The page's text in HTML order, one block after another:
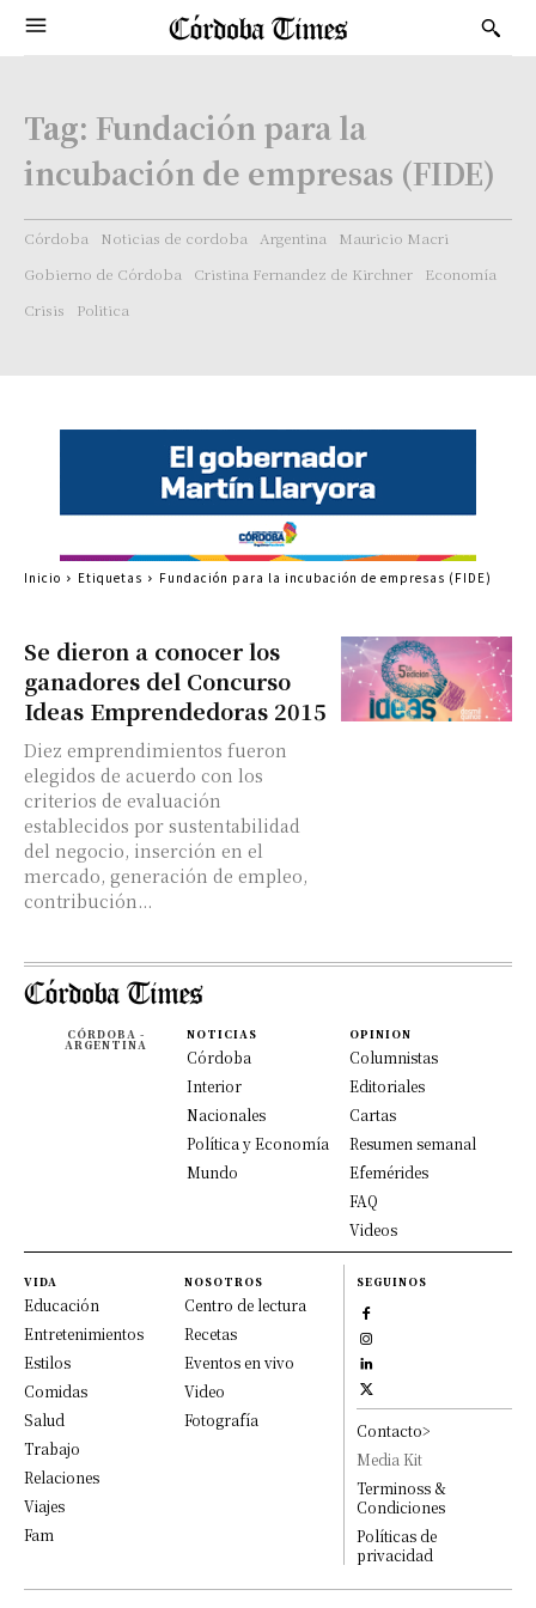
Tag: Fundación para la
incubación de empresas (FIDE)
Córdoba Noticias de cordoba Argentina
Mauricio Macri
Gobierno de Córdoba
Cristina Fernandez de Kirchner
Economía
Crisis
Politica
Se dieron a conocer los
ganadores del Concurso
Ideas Emprendedoras 2015
Diez emprendimientos fueron
elegidos de acuerdo con los
criterios de evaluación
establecidos por sustentabilidad
del negocio, inserción en el
mercado, generación de empleo,
contribución...
Inicio Etiquetas Fundación para la incubación de empresas (FIDE)
CÓRDOBA -
ARGENTINA
NOTICIAS
Córdoba
Interior
Nacionales
Política y Economía
Mundo
OPINION
Columnistas
Editoriales
Cartas
Resumen semanal
Efemérides
FAQ
Videos
VIDA
Educación
Entretenimientos
Estilos
Comidas
Salud
Trabajo
Relaciones
Viajes
Fam
NOSOTROS
Centro de lectura
Recetas
Eventos en vivo
Video
Fotografía
SEGUINOS
Contacto>
Media Kit
Terminoss &
Condiciones
Políticas de
privacidad